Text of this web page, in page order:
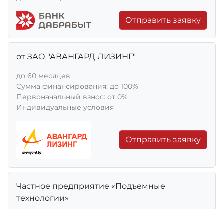
Отправить заявку
от ЗАО "АВАНГАРД ЛИЗИНГ"
до 60 месяцев
Сумма финансирования: до 100%
Первоначальный взнос: от 0%
Индивидуальные условия
Отправить заявку
Частное предприятие «Подъемные
технологии»